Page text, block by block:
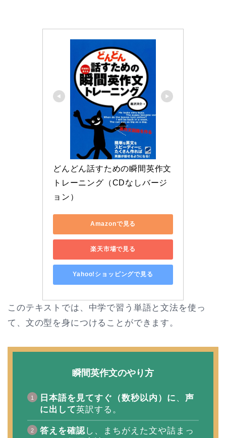
どんどん話すための瞬間英作文
トレーニング（CDなしバージ
ョン）
Amazonで見る
楽天市場で見る
Yahoo!ショッピングで見る
このテキストでは、中学で習う単語と文法を使っ
て、文の型を身につけることができます。
瞬間英作文のやり方
日本語を見てすぐ（数秒以内）に 、 声
に出して英訳する。
答えを確認し、まちがえた文や詰まっ